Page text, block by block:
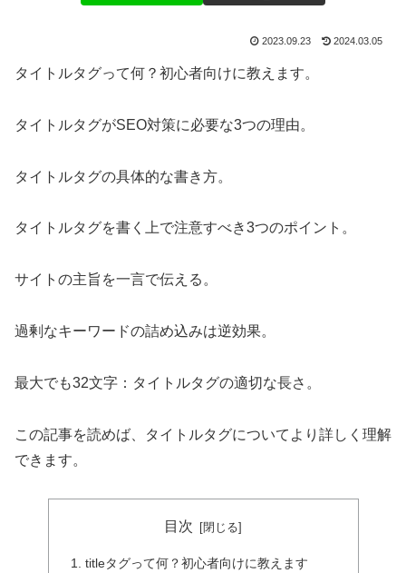
2023.09.23 2024.03.05
タイトルタグって何？初心者向けに教えます。
タイトルタグがSEO対策に必要な3つの理由。
タイトルタグの具体的な書き方。
タイトルタグを書く上で注意すべき3つのポイント。
サイトの主旨を一言で伝える。
過剰なキーワードの詰め込みは逆効果。
最大でも32文字：タイトルタグの適切な長さ。
この記事を読めば、タイトルタグについてより詳しく理解
できます。
目次
titleタグって何？初心者向けに教えます